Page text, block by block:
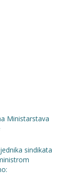
Ministarstava
sindikata